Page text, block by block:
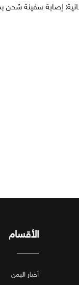
إصابة سفينة شحن
الأقسام
أخبار اليمن